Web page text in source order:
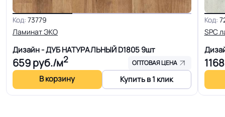
Класс горючести
Класс
Устойчивость к химии Отличная
Код: 73779
Ламинат ЭКО
Дизайн - ДУБ НАТУРАЛЬНЫЙ D18059шт
659руб./м2 ОПТОВАЯ ЦЕНА
В корзину Купить в 1 клик
Код:
SPC
1168